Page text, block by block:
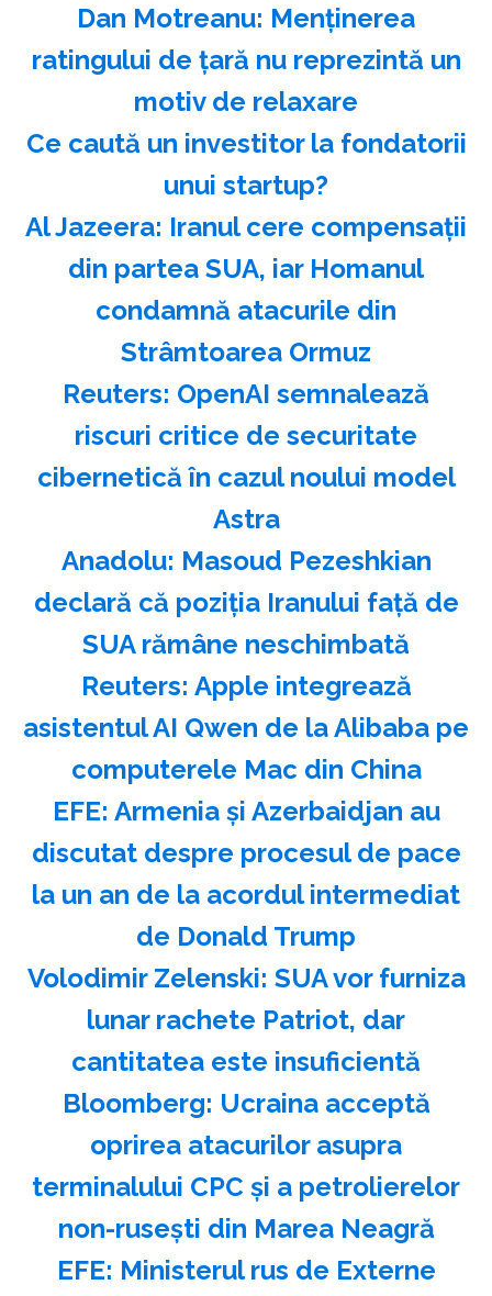
Dan Motreanu: Menţinerea
ratingului de ţară nu reprezintă un
motiv de relaxare
Ce caută un investitor la fondatorii
unui startup?
Al Jazeera: Iranul cere compensaţii
din partea SUA, iar Homanul
condamnă atacurile din
Strâmtoarea Ormuz
Reuters: OpenAI semnalează
riscuri critice de securitate
cibernetică în cazul noului model
Astra
Anadolu: Masoud Pezeshkian
declară că poziţia Iranului faţă de
SUA rămâne neschimbată
Reuters: Apple integrează
asistentul AI Qwen de la Alibaba pe
computerele Mac din China
EFE: Armenia şi Azerbaidjan au
discutat despre procesul de pace
la un an de la acordul intermediat
de Donald Trump
Volodimir Zelenski: SUA vor furniza
lunar rachete Patriot, dar
cantitatea este insuficientă
Bloomberg: Ucraina acceptă
oprirea atacurilor asupra
terminalului CPC şi a petrolierelor
non-ruseşti din Marea Neagră
EFE: Ministerul rus de Externe